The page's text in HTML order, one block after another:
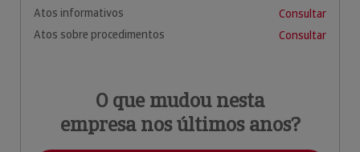
Atos informativos
Consultar
Atos sobre procedimentos
Consultar
O que mudou nesta
empresa nos últimos anos?